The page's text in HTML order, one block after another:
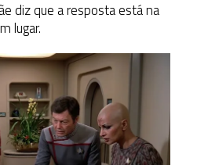
diz que a resposta está na
lugar.